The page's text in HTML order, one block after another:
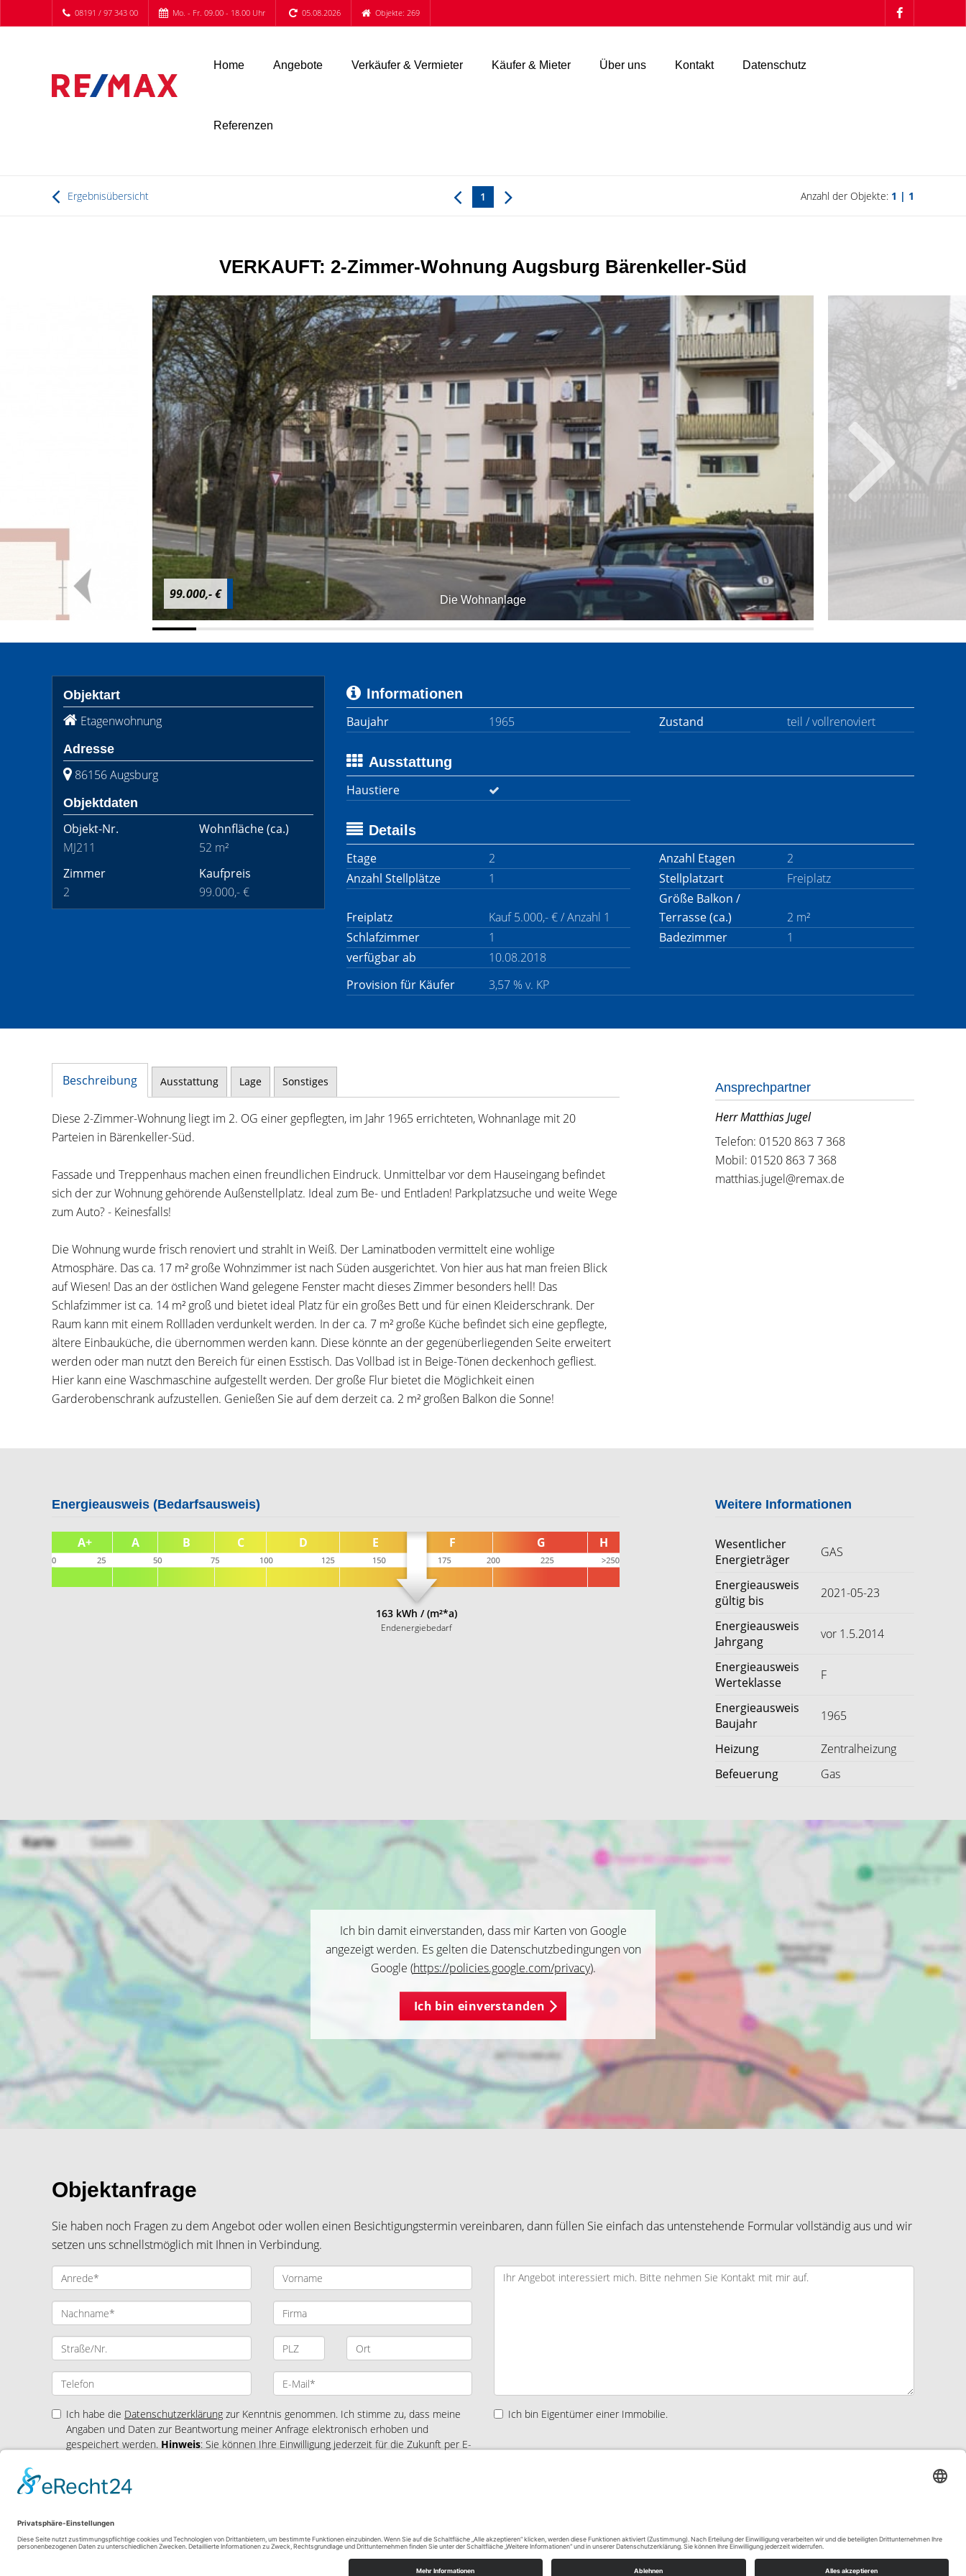
08191 / 97 343 00 Mo. - Fr. 09.00 - 18.00 Uhr 05.08.2026 Objekte: 269
Home Angebote Verkäufer & Vermieter Käufer & Mieter Über uns Kontakt Datenschutz
Referenzen
Ergebnisübersicht 1 Anzahl der Objekte: 1 | 1
VERKAUFT: 2-Zimmer-Wohnung Augsburg Bärenkeller-Süd
Die Wohnanlage
99.000,- €
Objektart
Etagenwohnung
Adresse
86156 Augsburg
Objektdaten
Objekt-Nr.
MJ211
Wohnfläche(ca.)
52 m²
Zimmer
2
Kaufpreis
99.000,- €
Informationen
Baujahr
1965 Zustand teil / vollrenoviert
Ausstattung
Haustiere
Details
Etage
2 Anzahl Etagen
2
Anzahl Stellplätze
1 Stellplatzart Freiplatz
Freiplatz Kauf 5.000,- € / Anzahl 1
Größe Balkon /
Terrasse (ca.)
2 m²
Schlafzimmer
1 Badezimmer
1
verfügbar ab
10.08.2018
Provision für Käufer
3,57 % v. KP
Beschreibung Ausstattung Lage Sonstiges
Diese 2-Zimmer-Wohnung liegt im 2. OG einer gepflegten, im Jahr 1965 errichteten, Wohnanlage mit 20
Parteien in Bärenkeller-Süd.
Fassade und Treppenhaus machen einen freundlichen Eindruck. Unmittelbar vor dem Hauseingang befindet
sich der zur Wohnung gehörende Außenstellplatz. Ideal zum Be- und Entladen! Parkplatzsuche und weite Wege
zum Auto? - Keinesfalls!
Die Wohnung wurde frisch renoviert und strahlt in Weiß. Der Laminatboden vermittelt eine wohlige
Atmosphäre. Das ca. 17 m² große Wohnzimmer ist nach Süden ausgerichtet. Von hier aus hat man freien Blick
auf Wiesen! Das an der östlichen Wand gelegene Fenster macht dieses Zimmer besonders hell! Das
Schlafzimmer ist ca. 14 m² groß und bietet ideal Platz für ein großes Bett und für einen Kleiderschrank. Der
Raum kann mit einem Rollladen verdunkelt werden. In der ca. 7 m² große Küche befindet sich eine gepflegte,
ältere Einbauküche, die übernommen werden kann. Diese könnte an der gegenüberliegenden Seite erweitert
werden oder man nutzt den Bereich für einen Esstisch. Das Vollbad ist in Beige-Tönen deckenhoch gefliest.
Hier kann eine Waschmaschine aufgestellt werden. Der große Flur bietet die Möglichkeit einen
Garderobenschrank aufzustellen. Genießen Sie auf dem derzeit ca. 2 m² großen Balkon die Sonne!
Ansprechpartner
Herr Matthias Jugel
Telefon: 01520 863 7 368
Mobil: 01520 863 7 368
matthias.jugel@remax.de
Energieausweis (Bedarfsausweis)
163 kWh / (m²*a)
Endenergiebedarf
Weitere Informationen
Wesentlicher
Energieträger
GAS
Energieausweis
gültig bis
2021-05-23
Energieausweis
Jahrgang
vor 1.5.2014
Energieausweis
Werteklasse
F
Energieausweis
Baujahr
1965
Heizung
Zentralheizung
Befeuerung
Gas
Ich bin damit einverstanden, dass mir Karten von Google
angezeigt werden. Es gelten die Datenschutzbedingungen von
Google (https://policies.google.com/privacy).
Ich bin einverstanden
Objektanfrage
Sie haben noch Fragen zu dem Angebot oder wollen einen Besichtigungstermin vereinbaren, dann füllen Sie einfach das untenstehende Formular vollständig aus und wir
setzen uns schnellstmöglich mit Ihnen in Verbindung.
Ich habe die Datenschutzerklärung zur Kenntnis genommen. Ich stimme zu, dass meine
Angaben und Daten zur Beantwortung meiner Anfrage elektronisch erhoben und
gespeichert werden. Hinweis: Sie können Ihre Einwilligung jederzeit für die Zukunft per E-
Ich bin Eigentümer einer Immobilie.
* Pflichtfelder
Impressum AGB Widerrufsbelehrung
Datenschutz